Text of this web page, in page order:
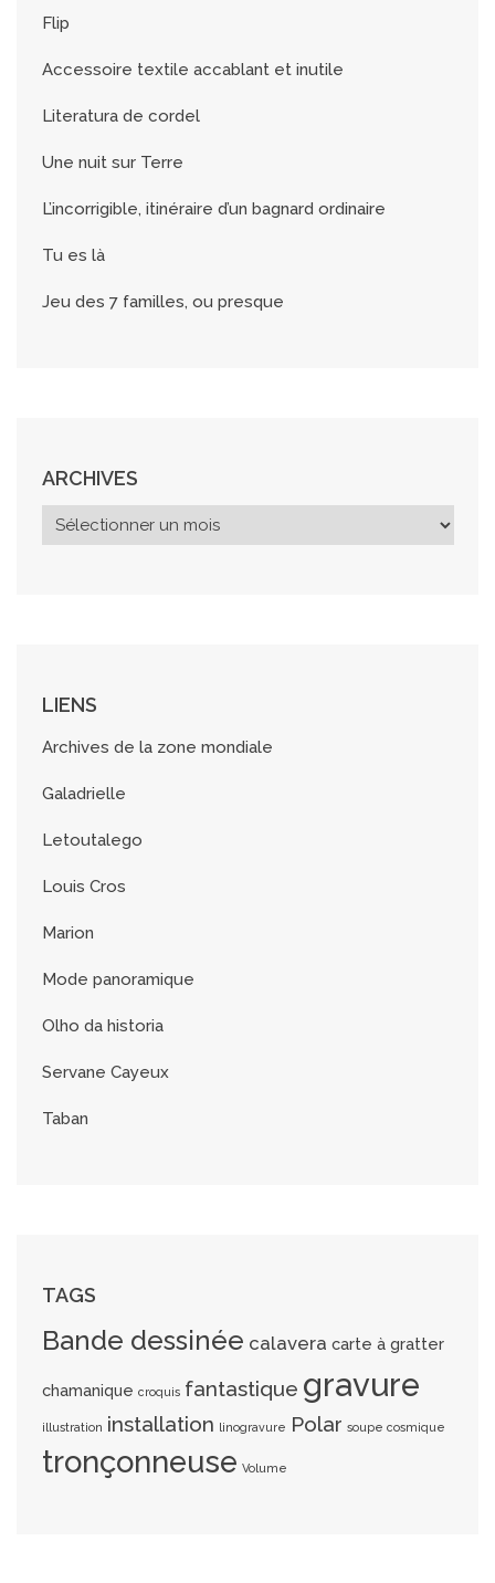
Flip
Accessoire textile accablant et inutile
Literatura de cordel
Une nuit sur Terre
L’incorrigible, itinéraire d’un bagnard ordinaire
Tu es là
Jeu des 7 familles, ou presque
ARCHIVES
r
LIENS
Archives de la zone mondiale
Galadrielle
Letoutalego
Louis Cros
Marion
Mode panoramique
Olho da historia
Servane Cayeux
Taban
TAGS
Bande dessinée calavera carte à gratter
chamanique croquis fantastique gravure
illustration installation linogravure Polar soupe cosmique
tronçonneuse Volume